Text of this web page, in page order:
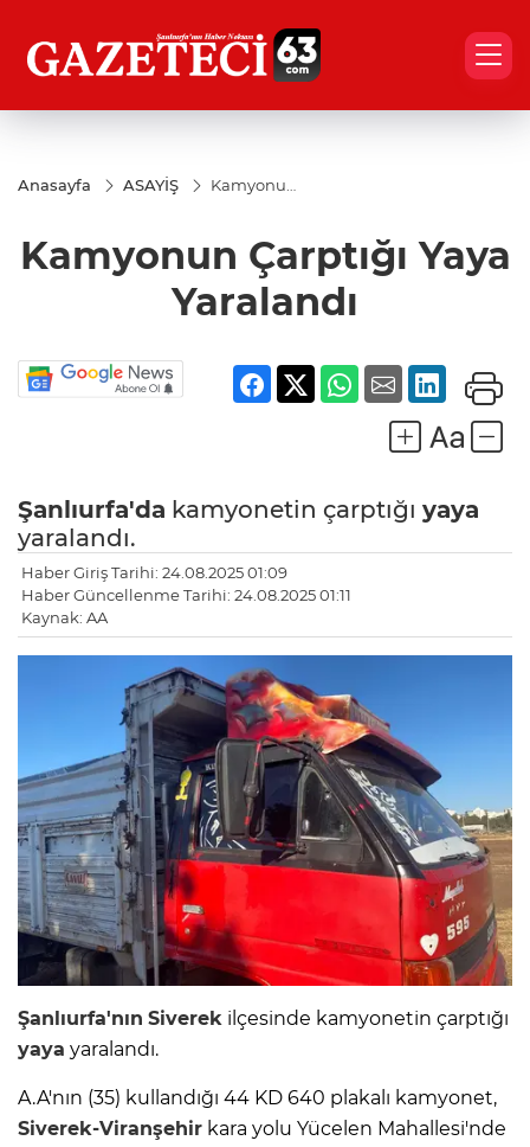
Anasayfa ASAYİŞ
Kamyonun
Yaralandı
Kamyonun Çarptığı Yaya
Yaralandı
Şanlıurfa'da kamyonetin çarptığı yaya
yaralandı.
Haber Giriş Tarihi: 24.08.2025 01:09
Haber Güncellenme Tarihi: 24.08.2025 01:11
Kaynak: AA
Şanlıurfa'nın Siverek ilçesinde kamyonetin çarptığı
yaya yaralandı.
A.A'nın (35) kullandığı 44 KD 640 plakalı kamyonet,
Siverek-Viranşehir kara yolu Yücelen Mahallesi'nde